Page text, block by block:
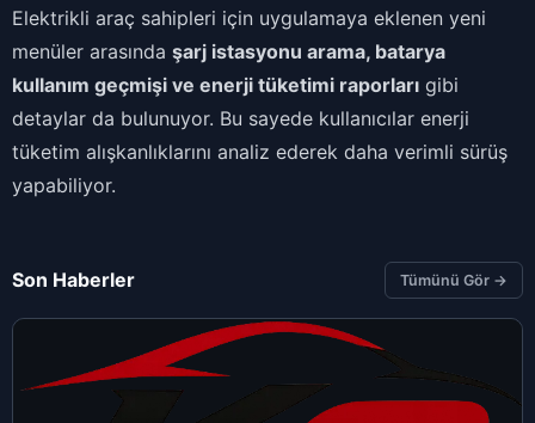
Elektrikli araç sahipleri için uygulamaya eklenen yeni
menüler arasında şarj istasyonu arama, batarya
kullanım geçmişi ve enerji tüketimi raporları gibi
detaylar da bulunuyor. Bu sayede kullanıcılar enerji
tüketim alışkanlıklarını analiz ederek daha verimli sürüş
yapabiliyor.
Son Haberler Tümünü Gör →